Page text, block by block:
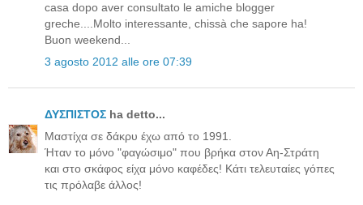
casa dopo aver consultato le amiche blogger
greche....Molto interessante, chissà che sapore ha!
Buon weekend...
3 agosto 2012 alle ore 07:39
ΔΥΣΠΙΣΤΟΣ ha detto...
Μαστίχα σε δάκρυ έχω από το 1991.
Ήταν το μόνο "φαγώσιμο" που βρήκα στον Αη-Στράτη
και στο σκάφος είχα μόνο καφέδες! Κάτι τελευταίες γόπες
τις πρόλαβε άλλος!